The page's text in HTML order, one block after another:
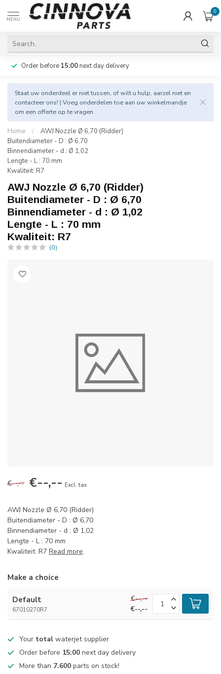
MENU
0
Order before 15:00next day delivery
Staat uw onderdeel er niet tussen, of wilt u hulp, aarzel niet en
contacteer ons! | Voeg onderdelen toe aan uw winkelmandje
om een offerte op te vragen.
Home /
AWJ Nozzle Ø 6,70 (Ridder)
Buitendiameter - D : Ø 6,70
Binnendiameter - d : Ø 1,02
Lengte - L : 70 mm
Kwaliteit: R7
AWJ Nozzle Ø 6,70 (Ridder)
Buitendiameter - D : Ø 6,70
Binnendiameter - d : Ø 1,02
Lengte - L : 70 mm
Kwaliteit: R7
(0)
€--,-- €--,-- Excl. tax
AWJ Nozzle Ø 6,70 (Ridder)
Buitendiameter - D : Ø 6,70
Binnendiameter - d : Ø 1,02
Lengte - L : 70 mm
Kwaliteit: R7 Read more.
Make a choice
Default
67010270R7
€--,--
€--,--
Your total waterjet supplier
Order before 15:00 next day delivery
More than 7.600 parts on stock!